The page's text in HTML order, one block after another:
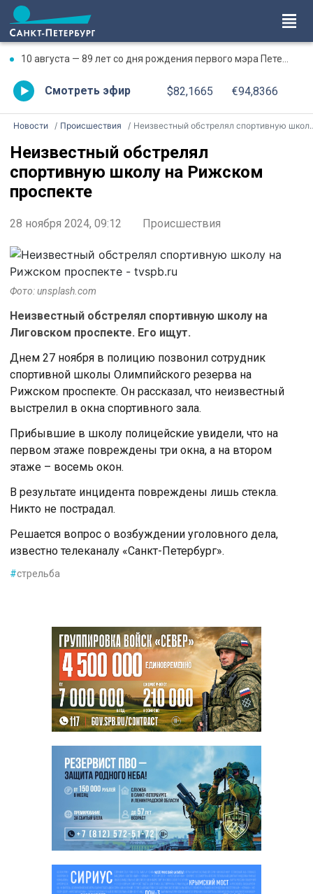
10 августа — 89 лет со дня рождения первого мэра Петербурга Анатолия Собчака
Смотреть эфир $82,1665 €94,8366
Новости Происшествия Неизвестный обстрелял спортивную школу на Рижском проспекте
Неизвестный обстрелял
спортивную школу на Рижском
проспекте
28 ноября 2024, 09:12 Происшествия
Фото: unsplash.com
Неизвестный обстрелял спортивную школу на
Лиговском проспекте. Его ищут.
Днем 27 ноября в полицию позвонил сотрудник
спортивной школы Олимпийского резерва на
Рижском проспекте. Он рассказал, что неизвестный
выстрелил в окна спортивного зала.
Прибывшие в школу полицейские увидели, что на
первом этаже повреждены три окна, а на втором
этаже – восемь окон.
В результате инцидента повреждены лишь стекла.
Никто не пострадал.
Решается вопрос о возбуждении уголовного дела,
известно телеканалу «Санкт-Петербург».
#стрельба